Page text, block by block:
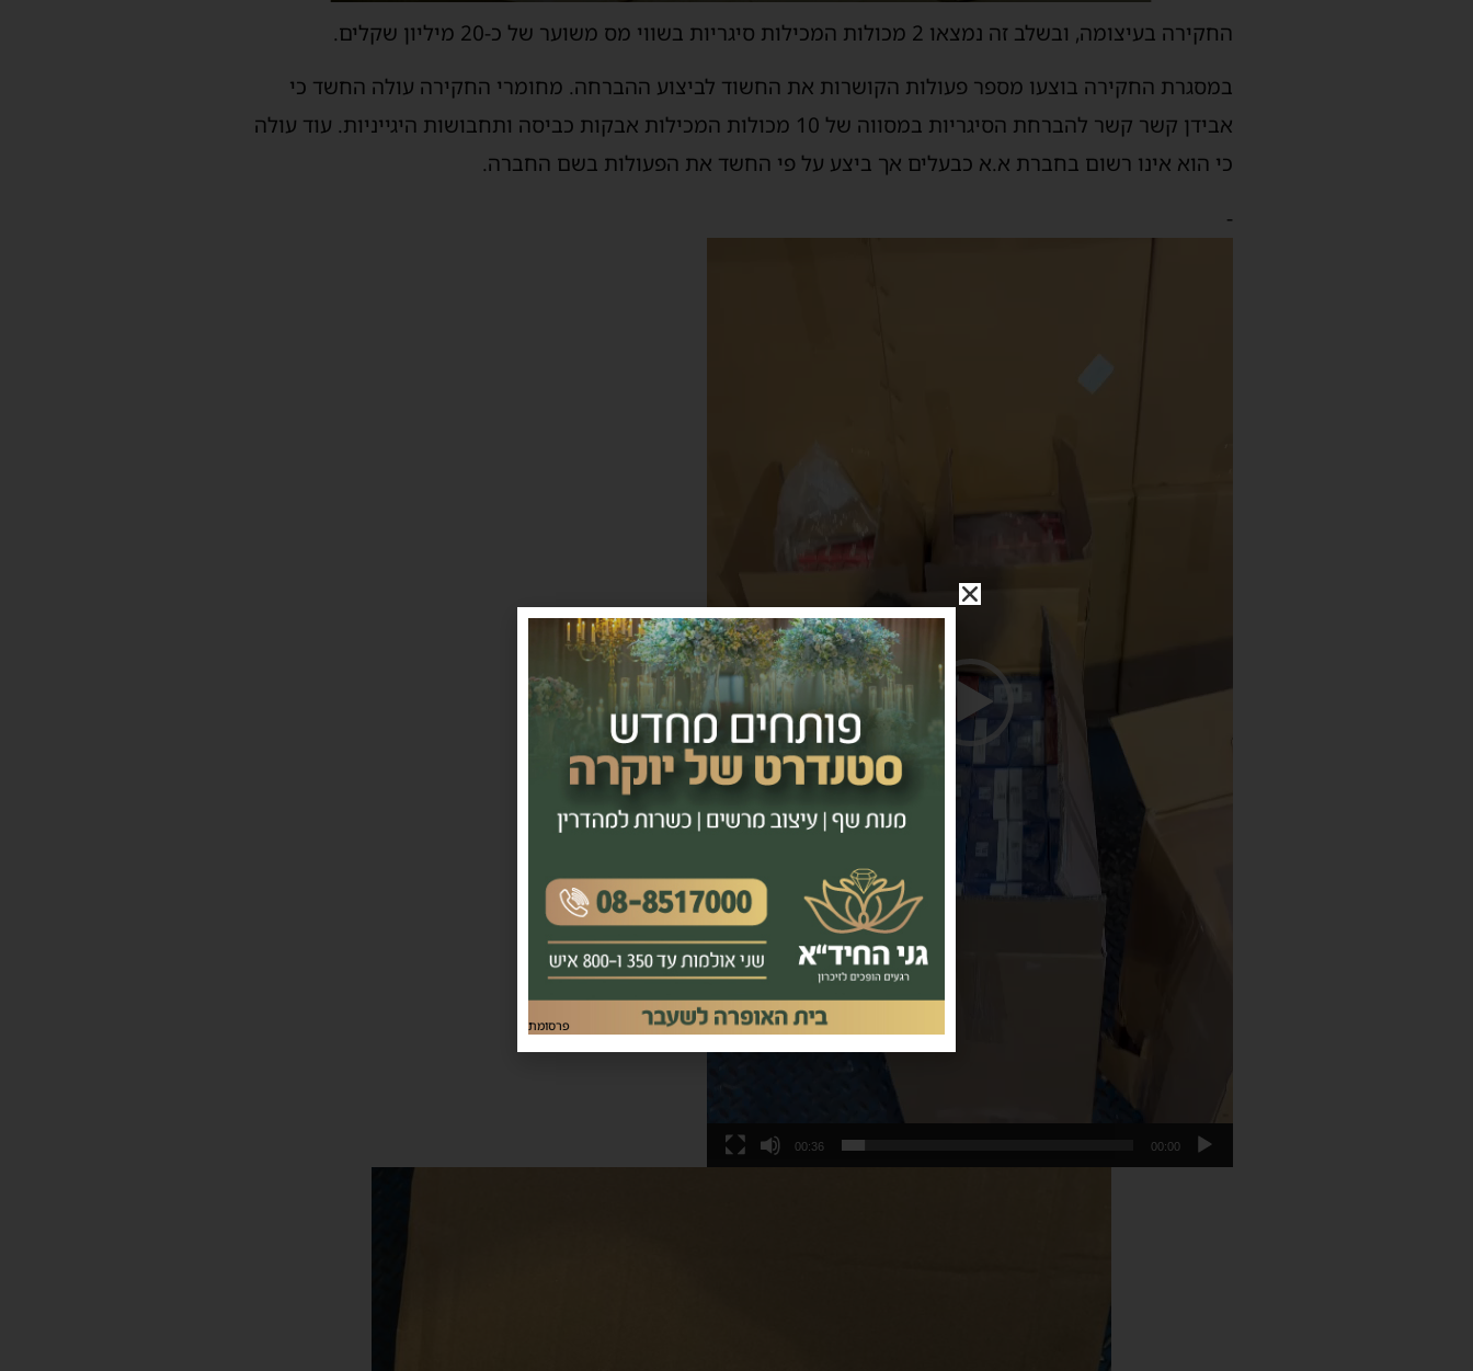
החקירה בעיצומה, ובשלב זה נמצאו 2 מכולות המכילות סיגריות בשווי מס משוער של כ-20 מיליון שקלים.
במסגרת החקירה בוצעו מספר פעולות הקושרות את החשוד לביצוע ההברחה. מחומרי החקירה עולה החשד כי
אבידן קשר קשר להברחת הסיגריות במסווה של 10 מכולות המכילות אבקות כביסה ותחבושות היגייניות. עוד עולה
כי הוא אינו רשום בחברת א.א כבעלים אך ביצע על פי החשד את הפעולות בשם החברה.
-
00:00
00:36
פרסומת